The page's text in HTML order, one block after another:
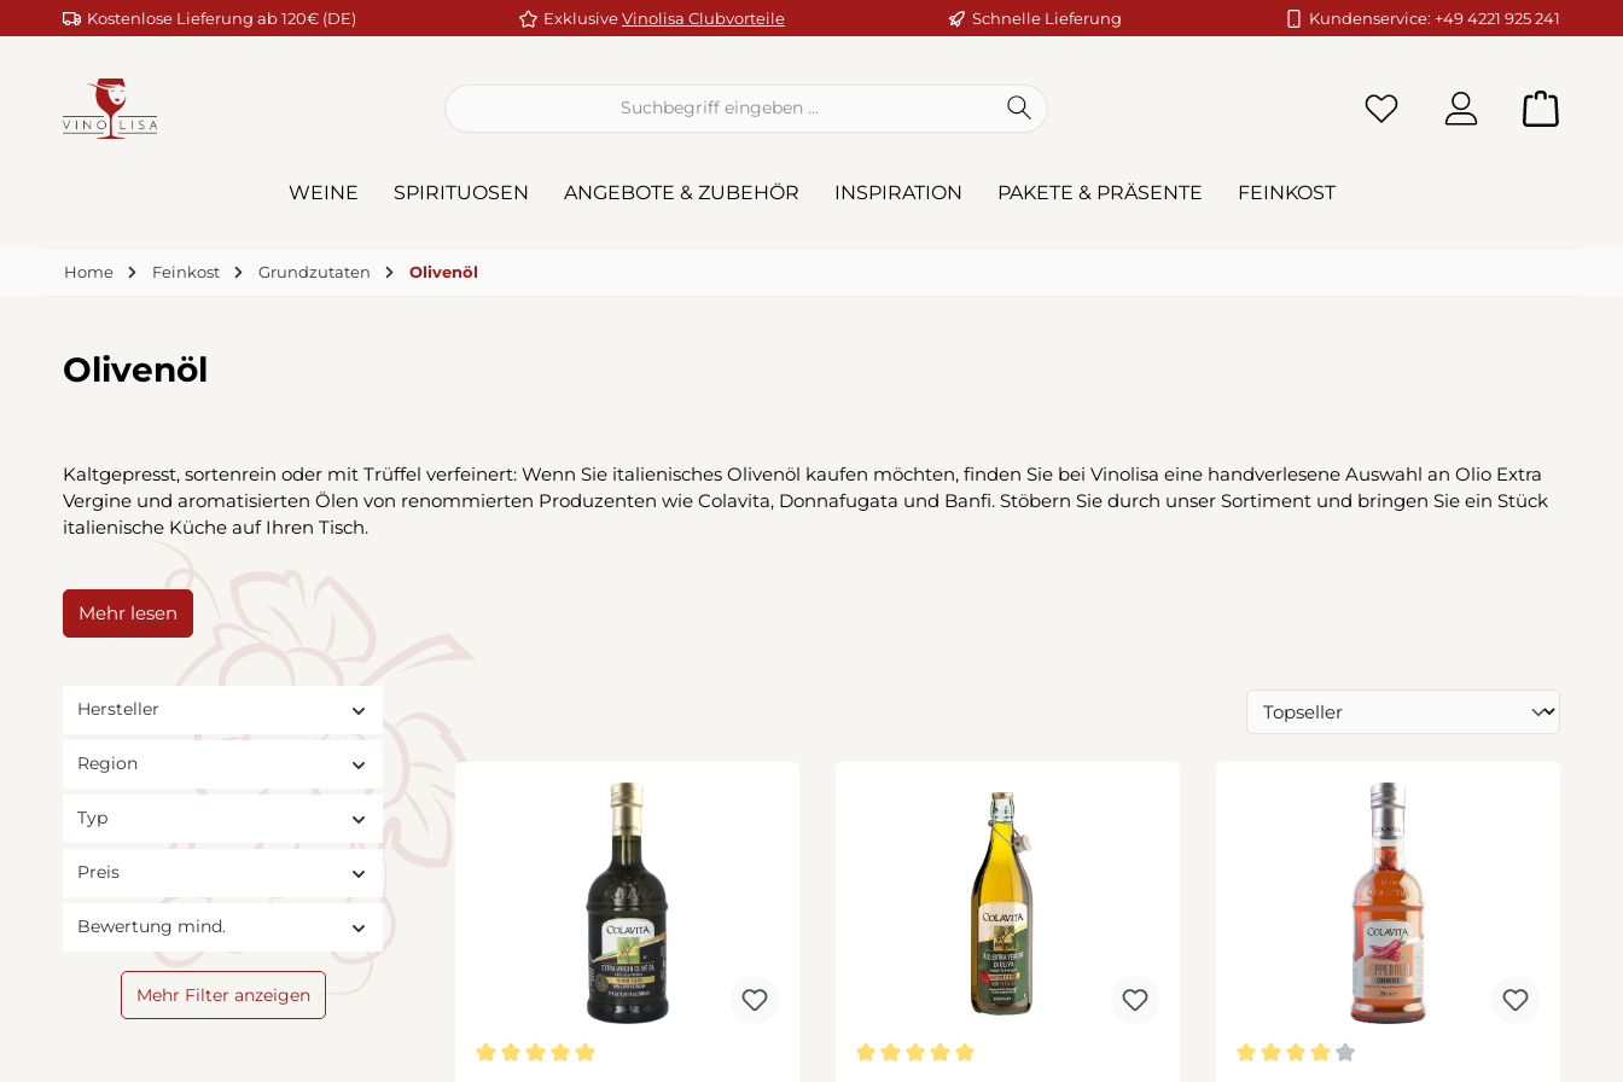
Hauptinhalt springen
Zur Suche springen
Zur Hauptnavigation springen
Kostenlose Lieferung ab 120€ (DE) ExklusiveVinolisa Clubvorteile Schnelle Lieferung Kundenservice: +49 4221 925 241
WEINE SPIRITUOSEN ANGEBOTE & ZUBEHÖR INSPIRATION PAKETE & PRÄSENTE FEINKOST
Home Feinkost Grundzutaten Olivenöl
Olivenöl
Kaltgepresst, sortenrein oder mit Trüffel verfeinert: Wenn Sie italienisches Olivenöl kaufen möchten, finden Sie bei Vinolisa eine handverlesene Auswahl an Olio Extra
Vergine und aromatisierten Ölen von renommierten Produzenten wie Colavita, Donnafugata und Banfi. Stöbern Sie durch unser Sortiment und bringen Sie ein Stück
italienische Küche auf Ihren Tisch.
Mehr lesen
Hersteller
Region
Typ
Preis
Bewertung mind.
Mehr Filter anzeigen